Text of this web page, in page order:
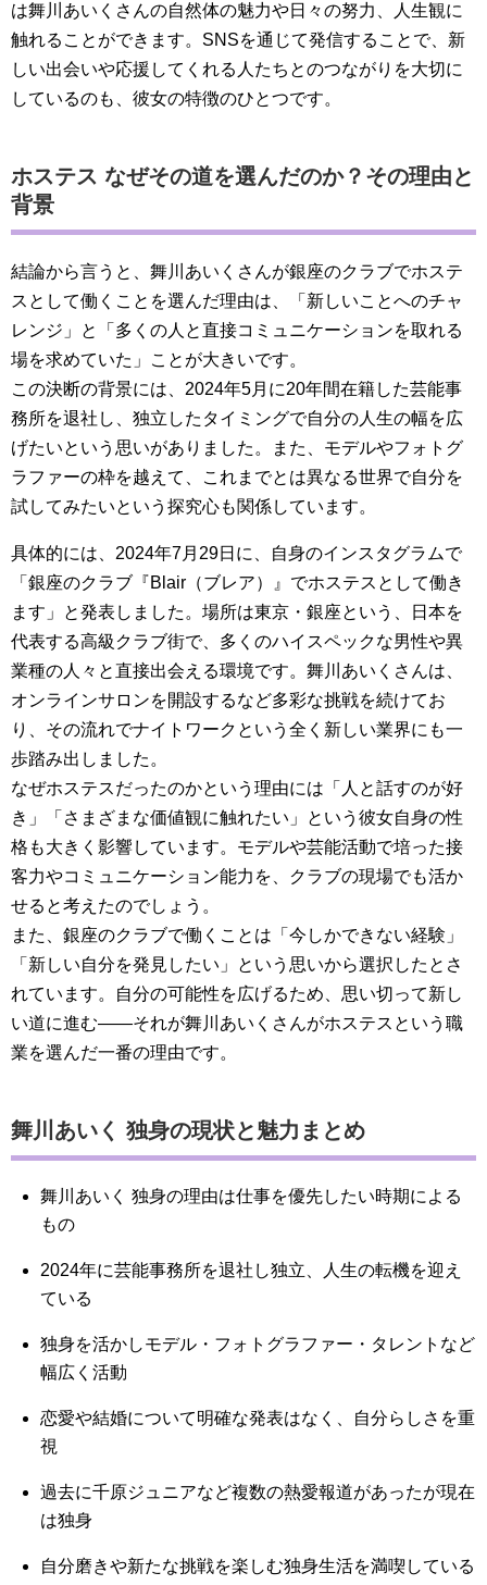
は舞川あいくさんの自然体の魅力や日々の努力、人生観に
触れることができます。SNSを通じて発信することで、新
しい出会いや応援してくれる人たちとのつながりを大切に
しているのも、彼女の特徴のひとつです。
ホステス なぜその道を選んだのか？その理由と
背景
結論から言うと、舞川あいくさんが銀座のクラブでホステ
スとして働くことを選んだ理由は、「新しいことへのチャ
レンジ」と「多くの人と直接コミュニケーションを取れる
場を求めていた」ことが大きいです。
この決断の背景には、2024年5月に20年間在籍した芸能事
務所を退社し、独立したタイミングで自分の人生の幅を広
げたいという思いがありました。また、モデルやフォトグ
ラファーの枠を越えて、これまでとは異なる世界で自分を
試してみたいという探究心も関係しています。
具体的には、2024年7月29日に、自身のインスタグラムで
「銀座のクラブ『Blair（ブレア）』でホステスとして働き
ます」と発表しました。場所は東京・銀座という、日本を
代表する高級クラブ街で、多くのハイスペックな男性や異
業種の人々と直接出会える環境です。舞川あいくさんは、
オンラインサロンを開設するなど多彩な挑戦を続けてお
り、その流れでナイトワークという全く新しい業界にも一
歩踏み出しました。
なぜホステスだったのかという理由には「人と話すのが好
き」「さまざまな価値観に触れたい」という彼女自身の性
格も大きく影響しています。モデルや芸能活動で培った接
客力やコミュニケーション能力を、クラブの現場でも活か
せると考えたのでしょう。
また、銀座のクラブで働くことは「今しかできない経験」
「新しい自分を発見したい」という思いから選択したとさ
れています。自分の可能性を広げるため、思い切って新し
い道に進む――それが舞川あいくさんがホステスという職
業を選んだ一番の理由です。
舞川あいく 独身の現状と魅力まとめ
舞川あいく 独身の理由は仕事を優先したい時期による
もの
2024年に芸能事務所を退社し独立、人生の転機を迎え
ている
独身を活かしモデル・フォトグラファー・タレントなど
幅広く活動
恋愛や結婚について明確な発表はなく、自分らしさを重
視
過去に千原ジュニアなど複数の熱愛報道があったが現在
は独身
自分磨きや新たな挑戦を楽しむ独身生活を満喫している